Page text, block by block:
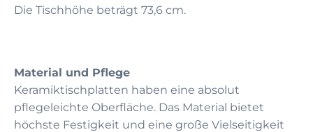
Die Tischhöhe beträgt 73,6 cm.
Material und Pflege
Keramiktischplatten haben eine absolut
pflegeleichte Oberfläche. Das Material bietet
höchste Festigkeit und eine große Vielseitigkeit